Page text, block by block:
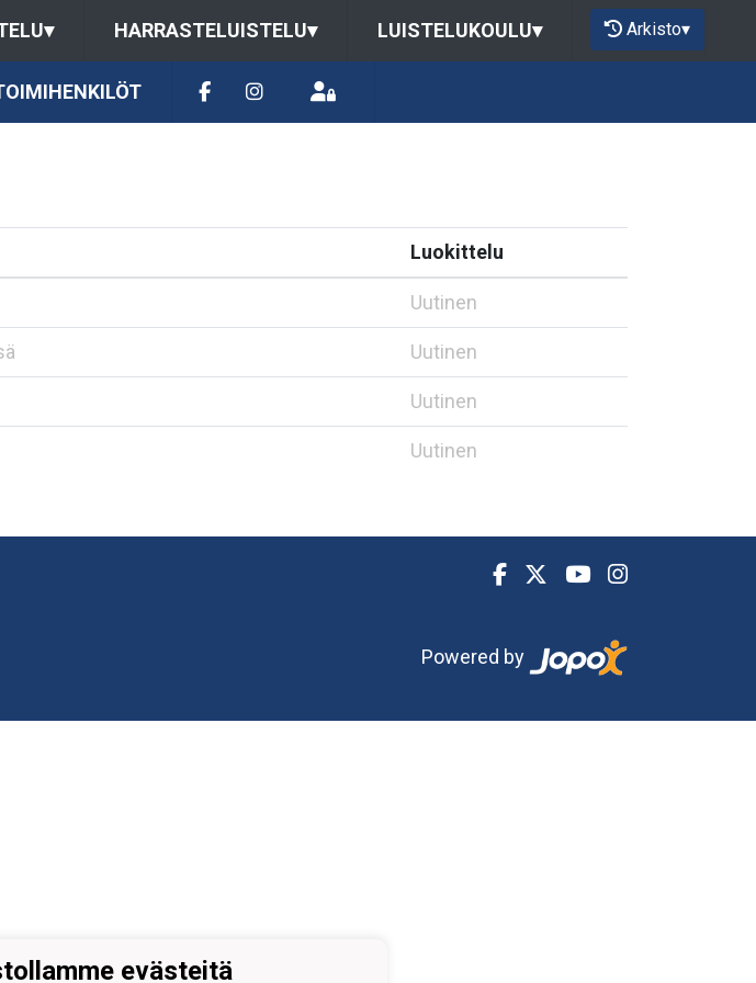
▾ HARRASTELUISTELU▾ LUISTELUKOULU▾ Arkisto▾
Luokittelu
Uutinen
Uutinen
Uutinen
Uutinen
Powered by
evästeitä